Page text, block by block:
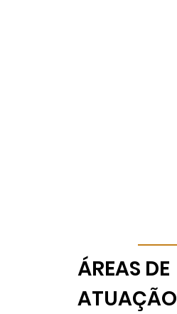
​ÁREAS DE
ATUAÇÃO